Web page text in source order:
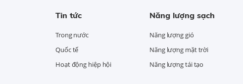
Tin tức
Trong nước
Quốc tế
Hoạt động hiệp hội
Năng lượng sạch
Năng lượng gió
Năng lượng mặt trời
Năng lượng tái tạo